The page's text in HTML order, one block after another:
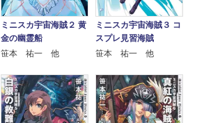
ミニスカ宇宙海賊２ 黄
金の幽霊船
笹本 祐一 他
ミニスカ宇宙海賊３ コ
スプレ見習海賊
笹本 祐一 他